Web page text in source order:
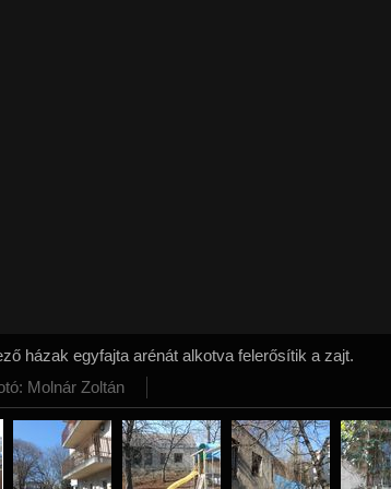
házak egyfajta arénát alkotva felerősítik a zajt.
Molnár Zoltán